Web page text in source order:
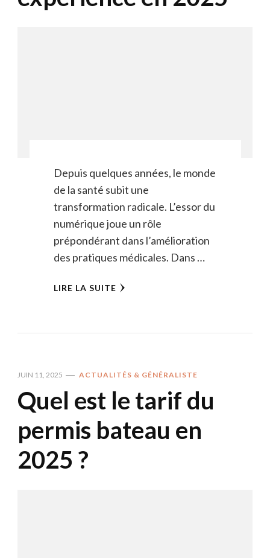
Depuis quelques années, le monde
de la santé subit une
transformation radicale. L’essor du
numérique joue un rôle
prépondérant dans l’amélioration
des pratiques médicales. Dans …
LIRE LA SUITE
JUIN 11, 2025 ACTUALITÉS & GÉNÉRALISTE
Quel est le tarif du
permis bateau en
2025 ?